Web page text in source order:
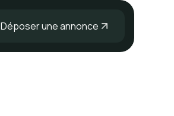
Déposer une annonce